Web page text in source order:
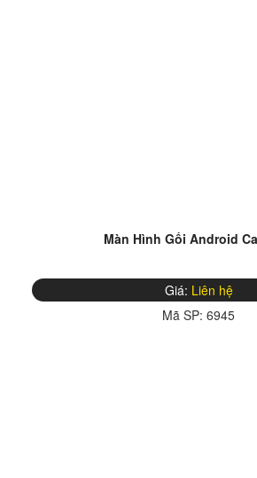
Màn Hình Gối Android
Giá: Liên hệ
Mã SP: 6945